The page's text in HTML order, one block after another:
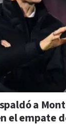
a
el empate